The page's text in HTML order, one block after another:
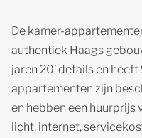
De kamer-
authentiek Haags
jaren 20’ details en
appartementen zijn
en hebben een huurprijs
licht, internet,